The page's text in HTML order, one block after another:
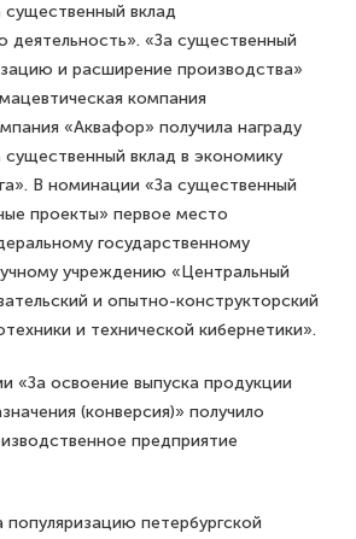
вклад
деятельность». «За существенный
и расширение производства»
компания
«Аквафор» получила награду
вклад в экономику
В номинации «За существенный
проекты» первое место
государственному
учреждению «Центральный
и опытно-конструкторский
и технической кибернетики».
«За освоение выпуска продукции
(конверсия)» получило
предприятие
петербургской